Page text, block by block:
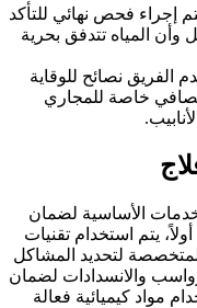
إجراء فحص نهائي للتأكد
المياه تتدفق بحرية
الفريق نصائح للوقاية
خاصة للمجاري
الأساسية لضمان
يتم استخدام تقنيات
لتحديد المشاكل
والانسدادات لضمان
مواد كيميائية فعالة